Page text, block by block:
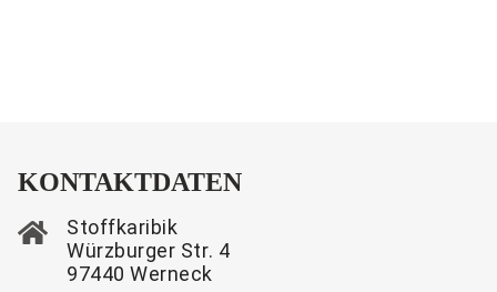
KONTAKTDATEN
Stoffkaribik
Würzburger Str. 4
97440 Werneck